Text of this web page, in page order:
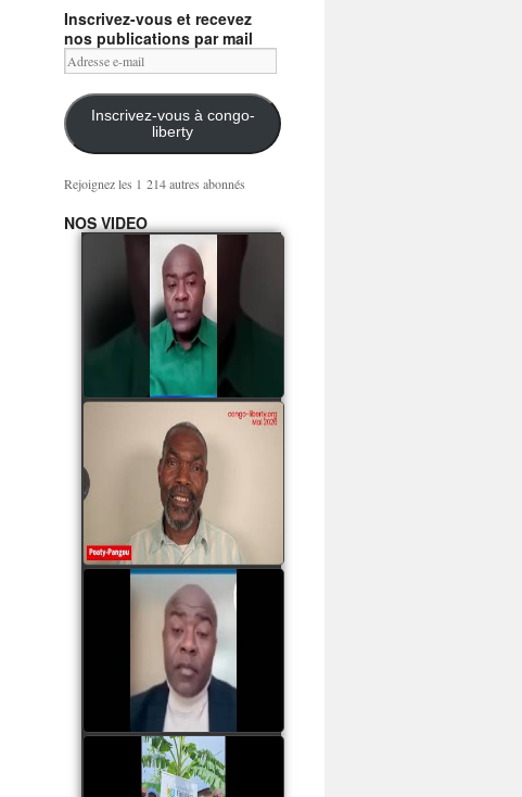
Inscrivez-vous et recevez
nos publications par mail
Adresse
e-
mail
Inscrivez-vous à congo-
liberty
Rejoignez les 1 214 autres abonnés
NOS VIDEO
Mingwa BIANGO : Ni
les mercenaires russes,
ni la garde présidentielle
ne mourront pour
Sassou Denis
watch video
POATY PANGOU
parle de la coquille vide
Collinet Makosso, des
assassinats des jeunes
par Serge OBOA
watch video
Sassou Nguesso est
revenu au pouvoir par
les armes, il ne quittera
le pouvoir que par la
force
watch video
watch video